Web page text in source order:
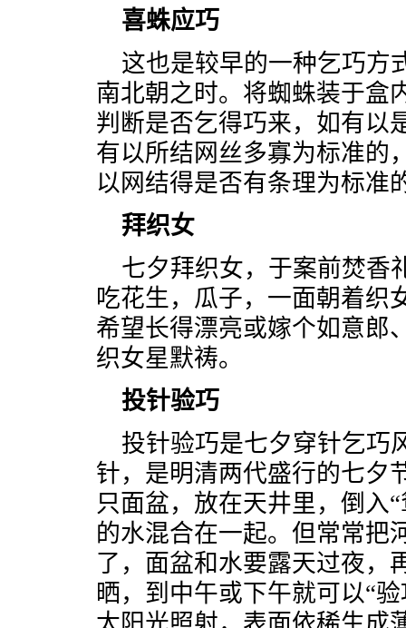
喜蛛应巧
这也是较早的一种乞巧方
南北朝之时。将蜘蛛装于盒
判断是否乞得巧来，如有以
有以所结网丝多寡为标准的
以网结得是否有条理为标准
拜织女
七夕拜织女，于案前焚香
吃花生，瓜子，一面朝着织
希望长得漂亮或嫁个如意郎
织女星默祷。
投针验巧
投针验巧是七夕穿针乞巧
针，是明清两代盛行的七夕
只面盆，放在天井里，倒入
的水混合在一起。但常常把
了，面盆和水要露天过夜，
晒，到中午或下午就可以“